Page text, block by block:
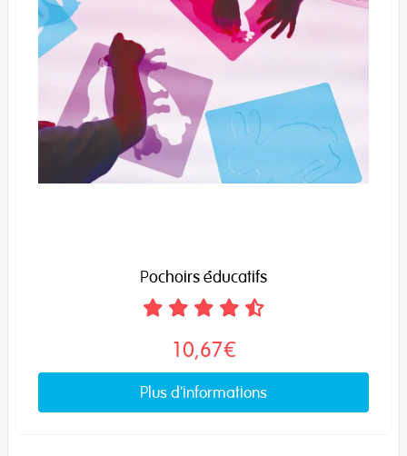
Pochoirs éducatifs
10,67€
Plus d'informations